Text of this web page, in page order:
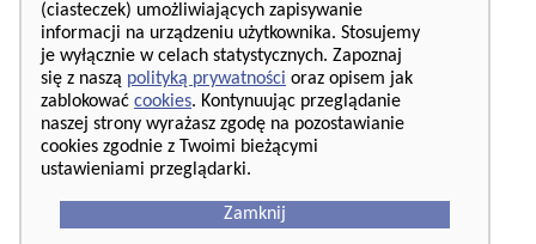
(ciasteczek) umożliwiających zapisywanie
informacji na urządzeniu użytkownika. Stosujemy
je wyłącznie w celach statystycznych. Zapoznaj
się z naszą polityką prywatności oraz opisem jak
zablokować cookies. Kontynuując przeglądanie
naszej strony wyrażasz zgodę na pozostawianie
cookies zgodnie z Twoimi bieżącymi
ustawieniami przeglądarki.
Zamknij